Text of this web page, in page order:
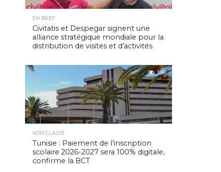
EN BREF
Civitatis et Despegar signent une
alliance stratégique mondiale pour la
distribution de visites et d’activités
1.9K
NON CLASSÉ
Tunisie : Paiement de l’inscription
scolaire 2026-2027 sera 100% digitale,
confirme la BCT